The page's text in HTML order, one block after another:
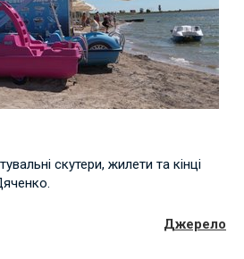
скутери, жилети та кінці
Джерело